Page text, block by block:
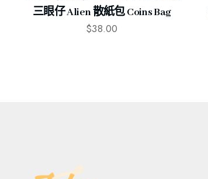
三眼仔 Alien 散紙包 Coins Bag
$38.00